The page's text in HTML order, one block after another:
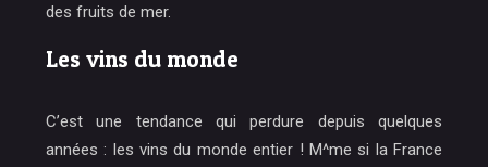
des fruits de mer.
Les vins du monde
C’est une tendance qui perdure depuis quelques
années : les vins du monde entier ! M^me si la France